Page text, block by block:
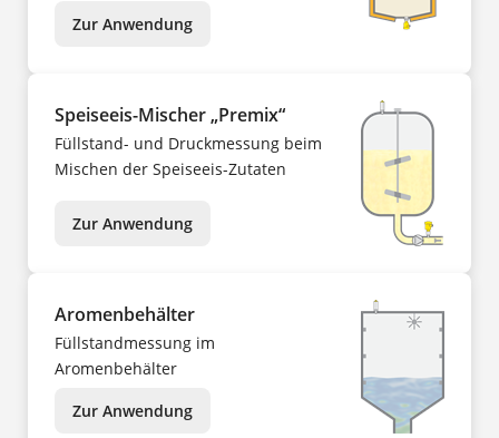
Zur Anwendung
Speiseeis-Mischer „Premix“
Füllstand- und Druckmessung beim
Mischen der Speiseeis-Zutaten
Zur Anwendung
Aromenbehälter
Füllstandmessung im
Aromenbehälter
Zur Anwendung